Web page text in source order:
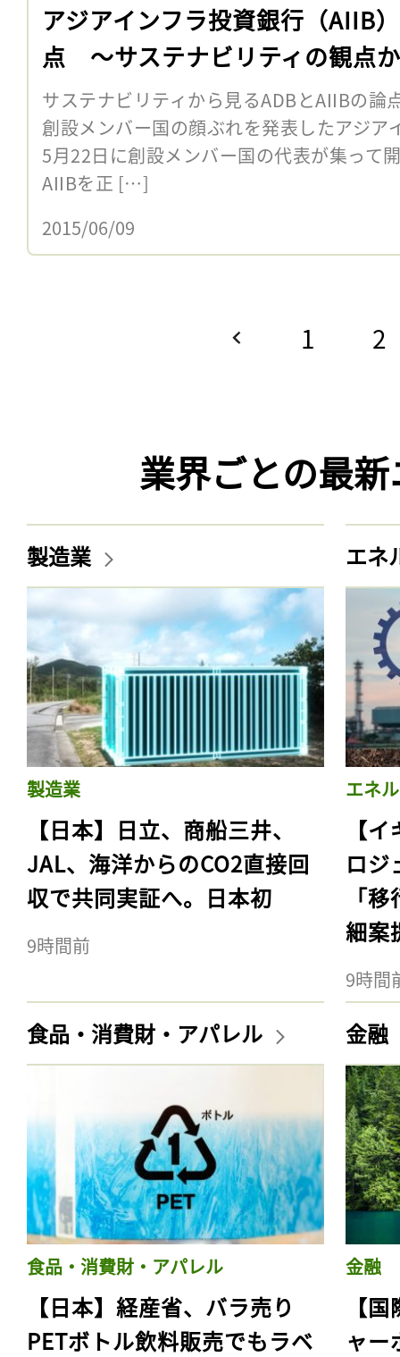
アジアインフラ投資銀行（AIIB
点 〜サステナビリティの観点
サステナビリティから見るADBとAIIBの
創設メンバー国の顔ぶれを発表したアジア
5月22日に創設メンバー国の代表が集って
AIIBを正 […]
2015/06/09
1 2
業界ごとの最
製造業
製造業
【日本】日立、商船三井、
JAL、海洋からのCO2直接回
収で共同実証へ。日本初
9時間前
エネ
エネ
【
ロジ
「
細案
9時間
食品・消費財・アパレル
食品・消費財・アパレル
【日本】経産省、バラ売り
PETボトル飲料販売でもラベ
金融
金融
【
ャー